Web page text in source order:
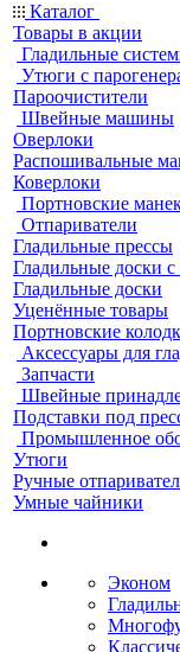
Каталог
Товары в акции
Гладильные
Утюги с
Пароочистители
Швейные машины
Оверлоки
Распошивальные
Коверлоки
Портновские
Отпариватели
Гладильные прессы
Гладильные доски
Гладильные доски
Уценённые товары
Портновские
Аксессуары для
Запчасти
Швейные
Подставки под
Промышленное
Утюги
Ручные
Умные чайники
Эконом